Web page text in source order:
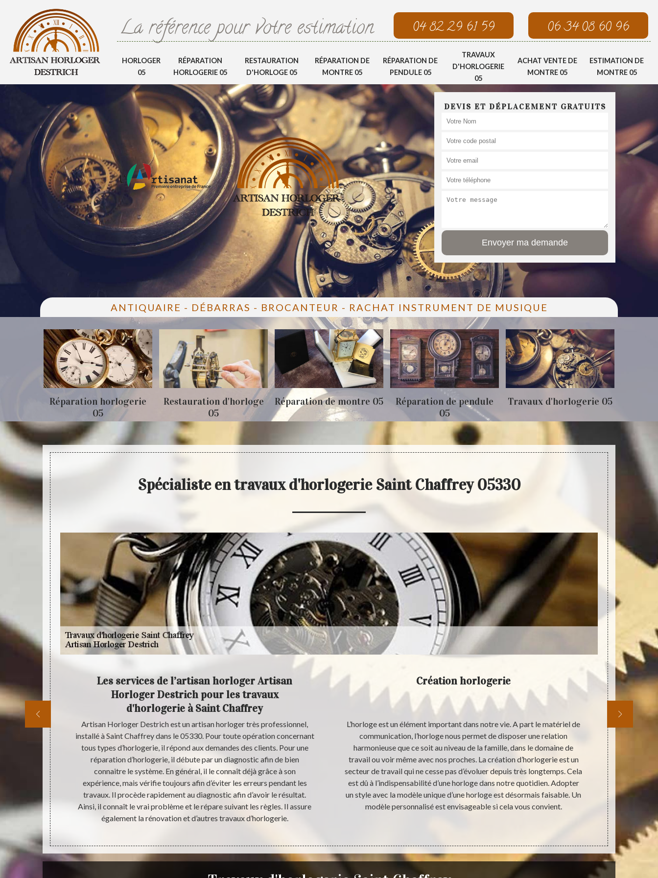
La référence pour votre estimation 04 82 29 61 59 06 34 08 60 96
HORLOGER
05
RÉPARATION
HORLOGERIE 05
RESTAURATION
D'HORLOGE 05
RÉPARATION DE
MONTRE 05
RÉPARATION DE
PENDULE 05
TRAVAUX
D'HORLOGERIE
05
ACHAT VENTE DE
MONTRE 05
ESTIMATION DE
MONTRE 05
DEVIS ET DÉPLACEMENT GRATUITS
ANTIQUAIRE - DÉBARRAS - BROCANTEUR - RACHAT INSTRUMENT DE MUSIQUE
Réparation horlogerie
05
Restauration d'horloge
05
Réparation de montre 05
Réparation de pendule
05
Travaux d'horlogerie 05
Spécialiste en travaux d'horlogerie Saint Chaffrey 05330
confiance
Les services de l’artisan horloger Artisan
Horloger Destrich pour les travaux
d'horlogerie à Saint Chaffrey
Artisan Horloger Destrich est un artisan horloger très professionnel,
installé à Saint Chaffrey dans le 05330. Pour toute opération concernant
tous types d’horlogerie, il répond aux demandes des clients. Pour une
réparation d’horlogerie, il débute par un diagnostic afin de bien
connaitre le système. En général, il le connaît déjà grâce à son
expérience, mais vérifie toujours afin d’éviter les erreurs pendant les
travaux. Il procède rapidement au diagnostic afin d’avoir le résultat.
Ainsi, il connaît le vrai problème et le répare suivant les règles. Il assure
également la rénovation et d’autres travaux d’horlogerie.
Création horlogerie
L’horloge est un élément important dans notre vie. A part le matériel de
communication, l’horloge nous permet de disposer une relation
harmonieuse que ce soit au niveau de la famille, dans le domaine de
travail ou voir même avec nos proches. La création d’horlogerie est un
secteur de travail qui ne cesse pas d’évoluer depuis très longtemps. Cela
est dû à l’indispensabilité d’une horloge dans notre quotidien. Adopter
un style avec la modèle unique d’une horloge est désormais faisable. Un
modèle personnalisé est envisageable si cela vous convient.
bonne
ressource
pour avoir